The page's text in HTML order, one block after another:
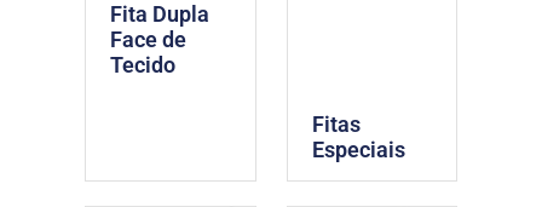
Fita Dupla
Face de
Tecido
Fitas
Especiais